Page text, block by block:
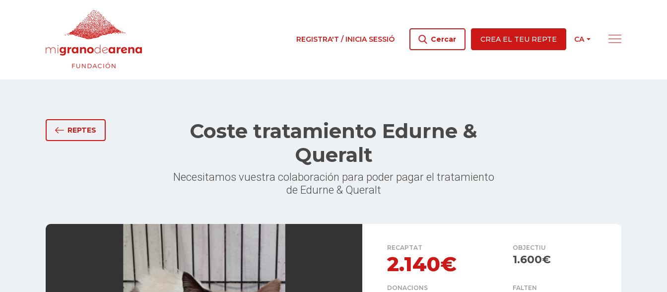
REGISTRA'T / INICIA SESSIÓ Cercar CREA EL TEU REPTE CA
REPTES
Coste tratamiento Edurne &
Queralt
Necesitamos vuestra colaboración para poder pagar el tratamiento
de Edurne & Queralt
RECAPTAT
2.140€
OBJECTIU
1.600€
DONACIONS FALTEN